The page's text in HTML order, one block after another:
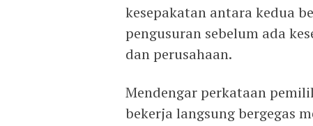
kesepakatan antara kedua
pengusuran sebelum ada
dan perusahaan.
Mendengar perkataan
bekerja langsung bergegas